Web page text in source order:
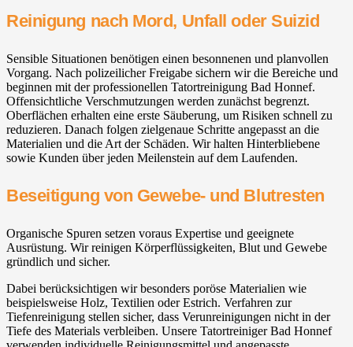
Reinigung nach Mord, Unfall oder Suizid
Sensible Situationen benötigen einen besonnenen und planvollen
Vorgang. Nach polizeilicher Freigabe sichern wir die Bereiche und
beginnen mit der professionellen Tatortreinigung Bad Honnef.
Offensichtliche Verschmutzungen werden zunächst begrenzt.
Oberflächen erhalten eine erste Säuberung, um Risiken schnell zu
reduzieren. Danach folgen zielgenaue Schritte angepasst an die
Materialien und die Art der Schäden. Wir halten Hinterbliebene
sowie Kunden über jeden Meilenstein auf dem Laufenden.
Beseitigung von Gewebe- und Blutresten
Organische Spuren setzen voraus Expertise und geeignete
Ausrüstung. Wir reinigen Körperflüssigkeiten, Blut und Gewebe
gründlich und sicher.
Dabei berücksichtigen wir besonders poröse Materialien wie
beispielsweise Holz, Textilien oder Estrich. Verfahren zur
Tiefenreinigung stellen sicher, dass Verunreinigungen nicht in der
Tiefe des Materials verbleiben. Unsere Tatortreiniger Bad Honnef